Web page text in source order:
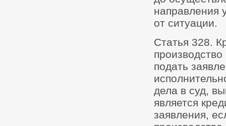
направления
от ситуации.
Статья 328.
подать
дела в суд,
является
заявления,